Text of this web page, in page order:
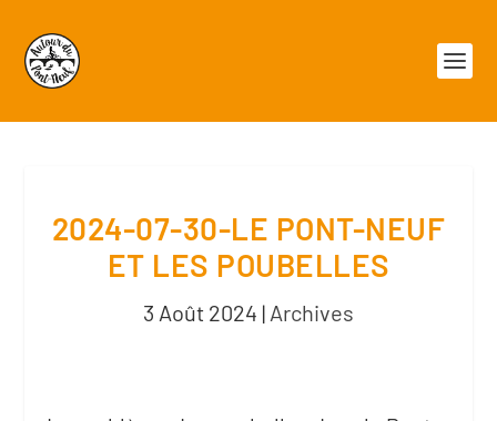
2024-07-30-LE PONT-NEUF
ET LES POUBELLES
3 Août 2024 | Archives